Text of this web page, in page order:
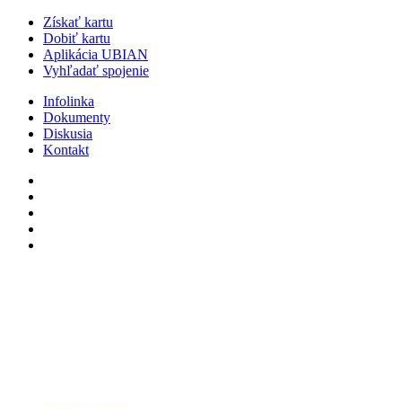
Získať kartu
Dobiť kartu
Aplikácia UBIAN
Vyhľadať spojenie
Infolinka
Dokumenty
Diskusia
Kontakt